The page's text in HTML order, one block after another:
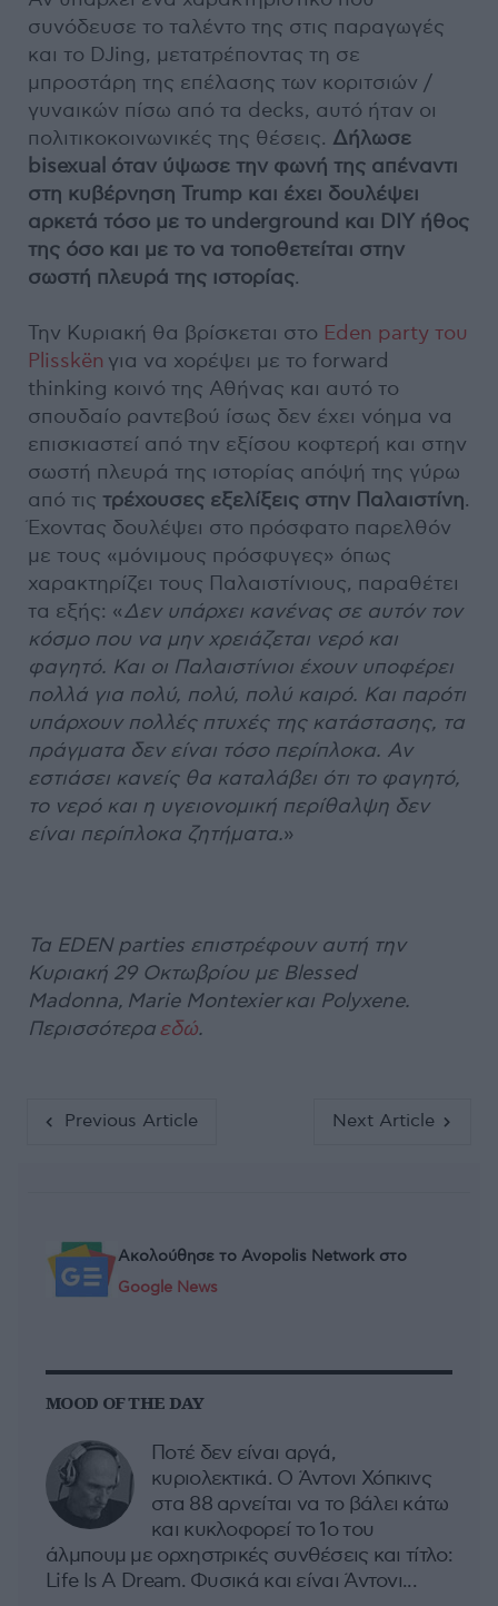
συνόδευσε το ταλέντο της στις παραγωγές
και το DJing, μετατρέποντας τη σε
μπροστάρη της επέλασης των κοριτσιών /
γυναικών πίσω από τα decks, αυτό ήταν οι
πολιτικοκοινωνικές της θέσεις. Δήλωσε
bisexual όταν ύψωσε την φωνή της απέναντι
στη κυβέρνηση Trump και έχει δουλέψει
αρκετά τόσο με το underground και DIY ήθος
της όσο και με το να τοποθετείται στην
σωστή πλευρά της ιστορίας.
Την Κυριακή θα βρίσκεται στο Eden party του
Plisskën για να χορέψει με το forward
thinking κοινό της Αθήνας και αυτό το
σπουδαίο ραντεβού ίσως δεν έχει νόημα να
επισκιαστεί από την εξίσου κοφτερή και στην
σωστή πλευρά της ιστορίας απόψή της γύρω
από τις τρέχουσες εξελίξεις στην Παλαιστίνη.
Έχοντας δουλέψει στο πρόσφατο παρελθόν
με τους «μόνιμους πρόσφυγες» όπως
χαρακτηρίζει τους Παλαιστίνιους, παραθέτει
τα εξής: «Δεν υπάρχει κανένας σε αυτόν τον
κόσμο που να μην χρειάζεται νερό και
φαγητό. Και οι Παλαιστίνιοι έχουν υποφέρει
πολλά για πολύ, πολύ, πολύ καιρό. Και παρότι
υπάρχουν πολλές πτυχές της κατάστασης, τα
πράγματα δεν είναι τόσο περίπλοκα. Αν
εστιάσει κανείς θα καταλάβει ότι το φαγητό,
το νερό και η υγειονομική περίθαλψη δεν
είναι περίπλοκα ζητήματα.»
Τα EDEN parties επιστρέφουν αυτή την
Κυριακή 29 Οκτωβρίου με Blessed
Madonna, Marie Montexier και Polyxene.
Περισσότεραεδώ.
Previous Article Next Article
Ακολούθησε το Avopolis Network στο
Google News
MOOD OF THE DAY
Ποτέ δεν είναι αργά,
κυριολεκτικά. Ο Άντονι Χόπκινς
στα 88 αρνείται να το βάλει κάτω
και κυκλοφορεί το 1ο του
άλμπουμ με ορχηστρικές συνθέσεις και τίτλο:
Life Is A Dream. Φυσικά και είναι Άντονι...